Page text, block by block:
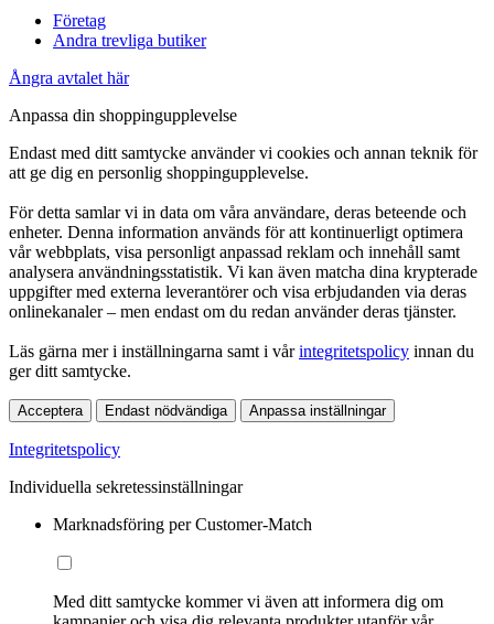
Företag
Andra trevliga butiker
Ångra avtalet här
Anpassa din shoppingupplevelse
Endast med ditt samtycke använder vi cookies och annan teknik för
att ge dig en personlig shoppingupplevelse.
För detta samlar vi in data om våra användare, deras beteende och
enheter. Denna information används för att kontinuerligt optimera
vår webbplats, visa personligt anpassad reklam och innehåll samt
analysera användningsstatistik. Vi kan även matcha dina krypterade
uppgifter med externa leverantörer och visa erbjudanden via deras
onlinekanaler – men endast om du redan använder deras tjänster.
Läs gärna mer i inställningarna samt i vårintegritetspolicy innan du
ger ditt samtycke.
Acceptera Endast nödvändiga Anpassa inställningar
Integritetspolicy
Individuella sekretessinställningar
Marknadsföring per Customer-Match
Med ditt samtycke kommer vi även att informera dig om